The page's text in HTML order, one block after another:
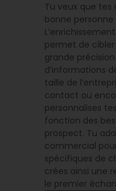
Tu veux que
bonne
permet de
grande
d’informations
taille de
contact ou
personnalises
fonction des
prospect. Tu
commercial
spécifiques de
crées ainsi une
le premier